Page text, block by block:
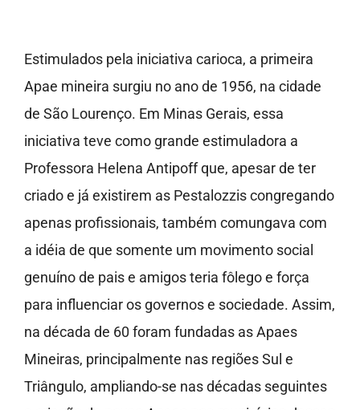
Fale Conosco
Doe
Estimulados pela iniciativa carioca, a primeira
Apae mineira surgiu no ano de 1956, na cidade
de São Lourenço. Em Minas Gerais, essa
iniciativa teve como grande estimuladora a
Professora Helena Antipoff que, apesar de ter
criado e já existirem as Pestalozzis congregando
apenas profissionais, também comungava com
a idéia de que somente um movimento social
genuíno de pais e amigos teria fôlego e força
para influenciar os governos e sociedade. Assim,
na década de 60 foram fundadas as Apaes
Mineiras, principalmente nas regiões Sul e
Triângulo, ampliando-se nas décadas seguintes